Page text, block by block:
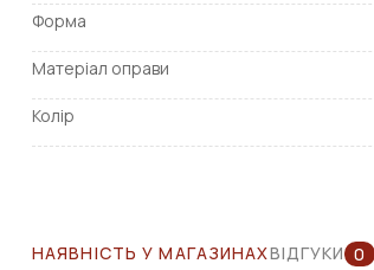
Форма
Матеріал оправи
Колір
НАЯВНІСТЬ У МАГАЗИНАХВІДГУКИ 0